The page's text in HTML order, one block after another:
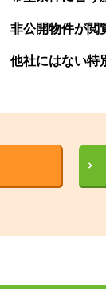
非公開物件が閲
他社にはない特